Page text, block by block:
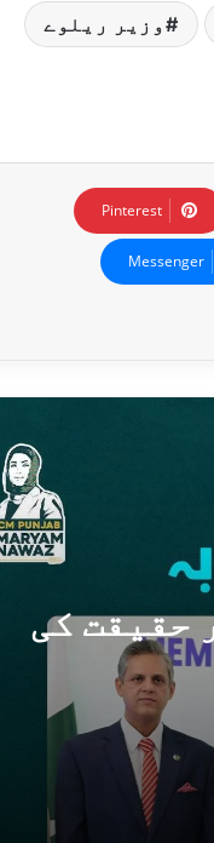
وزیر ریلوے
Pinterest
Messenger
حقیقت کی